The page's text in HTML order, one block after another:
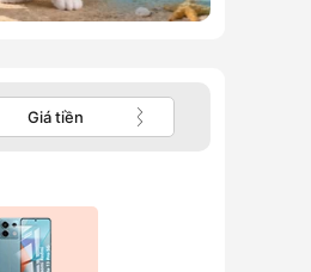
Giá tiền